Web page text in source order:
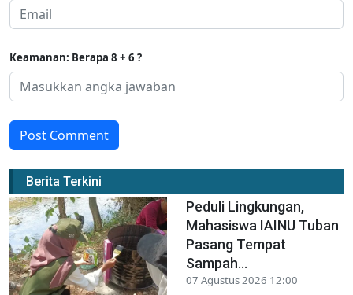
Keamanan: Berapa 8 + 6 ?
Post Comment
Berita Terkini
Peduli Lingkungan,
Mahasiswa IAINU Tuban
Pasang Tempat
Sampah...
07 Agustus 2026 12:00